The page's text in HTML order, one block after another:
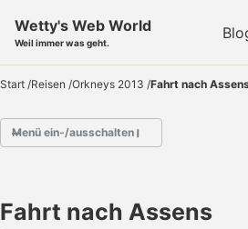
Wetty's Web World
Weil immer was geht.
Start /Reisen /Orkneys 2013 /Fahrt nach
Menü ein-/ausschalten
Fahrt nach Assens
Fahrt nach Assens